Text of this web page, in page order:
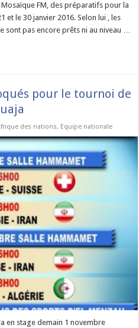
FM, des préparatifs pour la
et le 30 janvier 2016. Selon lui , les
sont pas encore prêts ni au niveau …
pour le tournoi de
des nations, Equipe nationale
en stage demain 1 novembre